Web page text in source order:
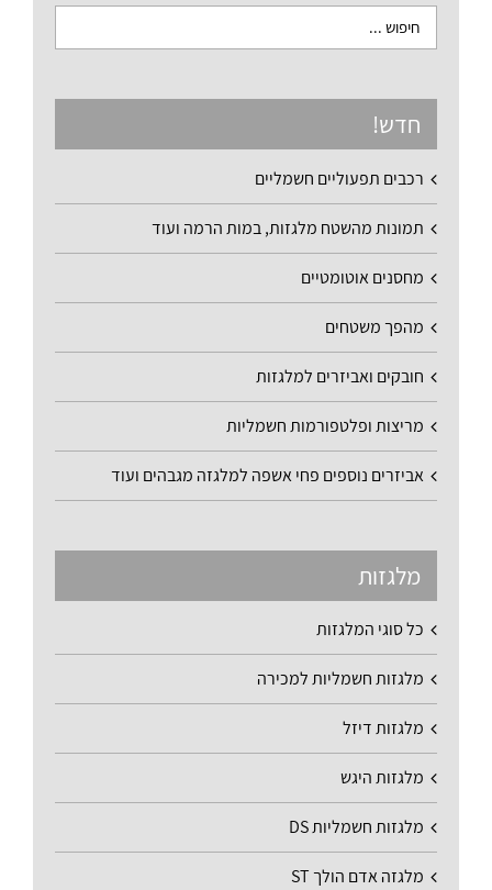
חדש!
רכבים תפעוליים חשמליים
תמונות מהשטח מלגזות, במות הרמה ועוד
מחסנים אוטומטיים
מהפך משטחים
חובקים ואביזרים למלגזות
מריצות ופלטפורמות חשמליות
אביזרים נוספים פחי אשפה למלגזה מגבהים ועוד
מלגזות
כל סוגי המלגזות
מלגזות חשמליות למכירה
מלגזות דיזל
מלגזות היגש
מלגזות חשמליות DS
מלגזה אדם הולך ST